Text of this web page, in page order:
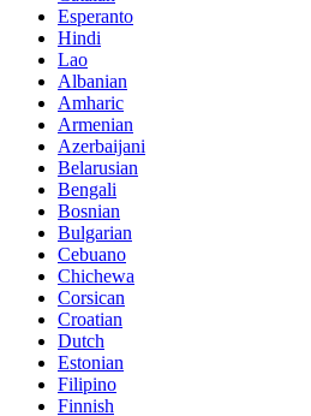
Esperanto
Hindi
Lao
Albanian
Amharic
Armenian
Azerbaijani
Belarusian
Bengali
Bosnian
Bulgarian
Cebuano
Chichewa
Corsican
Croatian
Dutch
Estonian
Filipino
Finnish